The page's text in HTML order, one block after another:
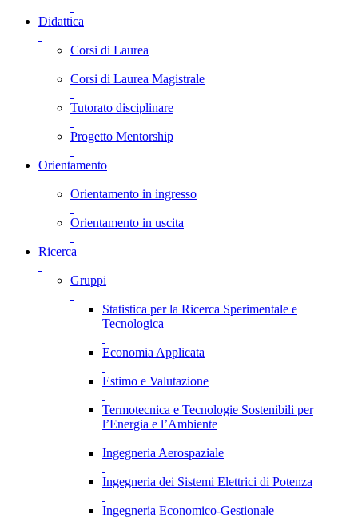
Didattica
Corsi di Laurea
Corsi di Laurea Magistrale
Tutorato disciplinare
Progetto Mentorship
Orientamento
Orientamento in ingresso
Orientamento in uscita
Ricerca
Gruppi
Statistica per la Ricerca Sperimentale e
Tecnologica
Economia Applicata
Estimo e Valutazione
Termotecnica e Tecnologie Sostenibili per
l’Energia e l’Ambiente
Ingegneria Aerospaziale
Ingegneria dei Sistemi Elettrici di Potenza
Ingegneria Economico-Gestionale